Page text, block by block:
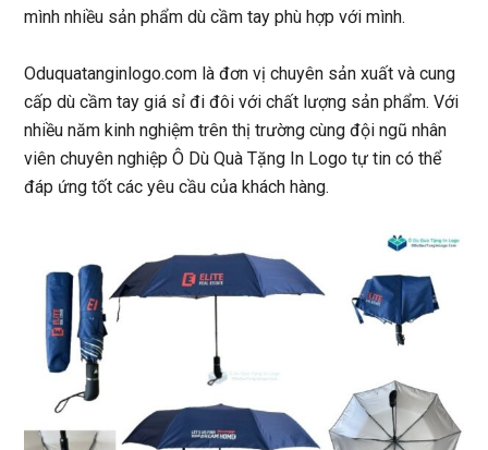
mình nhiều sản phẩm dù cầm tay phù hợp với mình.
Oduquatanginlogo.com là đơn vị chuyên sản xuất và cung
cấp dù cầm tay giá sỉ đi đôi với chất lượng sản phẩm. Với
nhiều năm kinh nghiệm trên thị trường cùng đội ngũ nhân
viên chuyên nghiệp Ô Dù Quà Tặng In Logo tự tin có thể
đáp ứng tốt các yêu cầu của khách hàng.